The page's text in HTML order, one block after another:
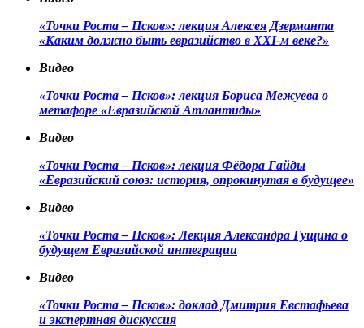
«Точки Роста – Псков»: лекция Алексея Дзерманта
«Каким должно быть евразийство в XXI-м веке?»
Видео
«Точки Роста – Псков»: лекция Бориса Межуева о
метафоре «Евразийской Атлантиды»
Видео
«Точки Роста – Псков»: лекция Фёдора Гайды
«Евразийский союз: история, опрокинутая в будущее»
Видео
«Точки Роста – Псков»: Лекция Александра Гущина о
будущем Евразийской интеграции
Видео
«Точки Роста – Псков»: доклад Дмитрия Евстафьева
и экспертная дискуссия